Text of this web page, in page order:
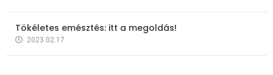
Tökéletes emésztés: itt a megoldás!
2023.02.17.